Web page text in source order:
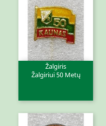
Žalgiris
Žalgiriui 50 Metų